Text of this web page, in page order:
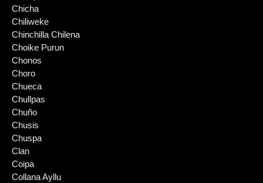
Chicha
Chiliweke
Chinchilla Chilena
Choike Purun
Chonos
Choro
Chueca
Chullpas
Chuño
Chusis
Chuspa
Clan
Coipa
Collana Ayllu